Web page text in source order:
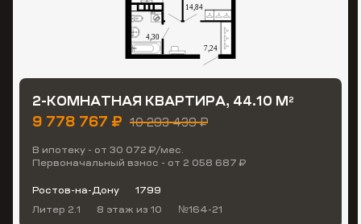
2-КОМНАТНАЯ КВАРТИРА, 44.10 М2
9 778 767 ₽ 10 293 439 ₽
В ипотеку - от 30 072 ₽/мес.
Первоначальный взнос - от 2 058 687 ₽
Ростов-на-Дону
1799
Литер 2.1
8 этаж из 10 №164-21